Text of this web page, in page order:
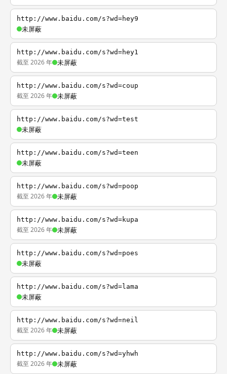
http://www.baidu.com/s?wd=hey9
未屏蔽
http://www.baidu.com/s?wd=hey1
截至 2026 年 未屏蔽
http://www.baidu.com/s?wd=coup
截至 2026 年 未屏蔽
http://www.baidu.com/s?wd=test
未屏蔽
http://www.baidu.com/s?wd=teen
未屏蔽
http://www.baidu.com/s?wd=poop
截至 2026 年 未屏蔽
http://www.baidu.com/s?wd=kupa
截至 2026 年 未屏蔽
http://www.baidu.com/s?wd=poes
未屏蔽
http://www.baidu.com/s?wd=lama
未屏蔽
http://www.baidu.com/s?wd=neil
截至 2026 年 未屏蔽
http://www.baidu.com/s?wd=yhwh
截至 2026 年 未屏蔽